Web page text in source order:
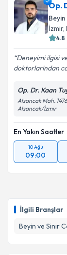
İlgili Branşlar
Beyin ve Sinir
Op.
İzmir,
4.8
Deneyimi ilgisi
doktorlarindan
Op. Dr. Kaan
Alsancak Mah.
Alsancak/İzmir
En Yakın Saatler
10 Ağu
09:00